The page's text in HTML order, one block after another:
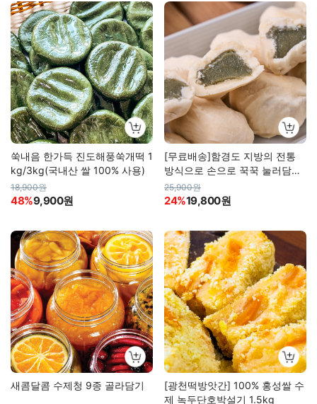
쑥내음 한가득 진도해풍쑥개떡 1
kg/3kg(국내산 쌀 100% 사용)
18,900원
48%9,900원
[무료배송]함경도 지방의 전통
방식으로 손으로 꾹꾹 눌러담은
이북식 인절미
25,900원
24%19,800원
새콤달콤 수제청 9종 골라담기
[광천떡방앗간] 100% 홍성쌀 수
제 녹두단호박설기 1.5kg